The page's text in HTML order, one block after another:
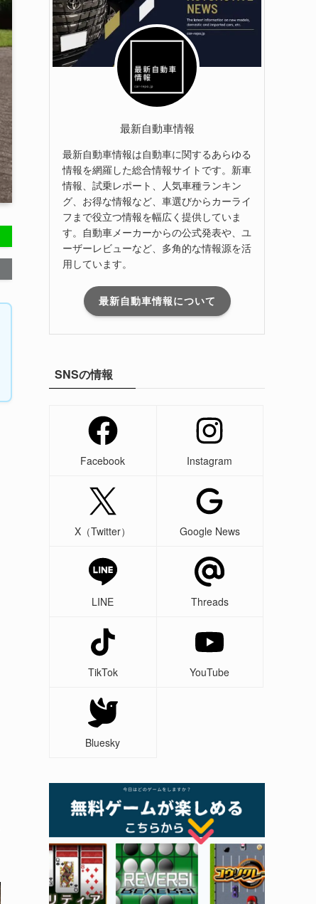
最新自動車情報
最新自動車情報は自動車に関するあらゆる
情報を網羅した総合情報サイトです。新車
情報、試乗レポート、人気車種ランキン
グ、お得な情報など、車選びからカーライ
フまで役立つ情報を幅広く提供していま
す。自動車メーカーからの公式発表や、ユ
ーザーレビューなど、多角的な情報源を活
用しています。
最新自動車情報について
SNSの情報
Facebook Instagram
X（Twitter） Google News
LINE Threads
TikTok YouTube
Bluesky